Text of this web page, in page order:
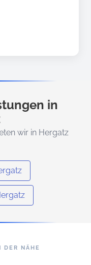
in
wir in Hergatz
DER NÄHE